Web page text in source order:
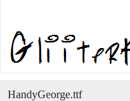
HandyGeorge.ttf